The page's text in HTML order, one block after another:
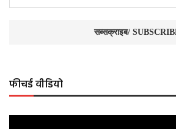
फीचर्ड वीडियो